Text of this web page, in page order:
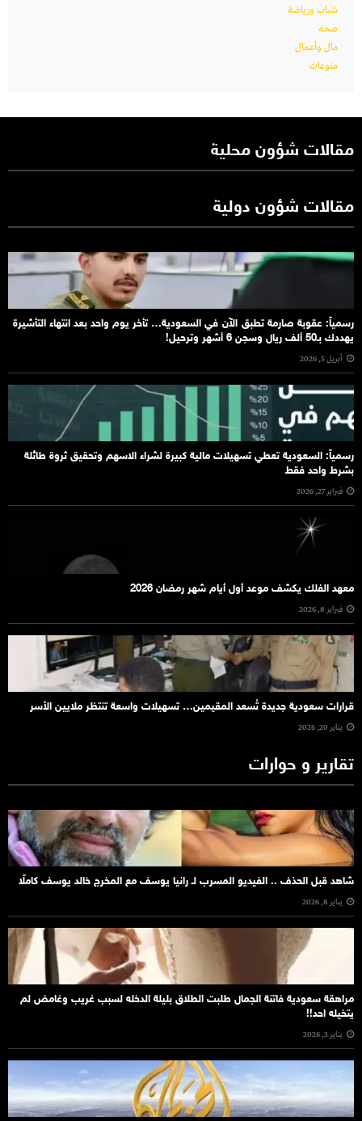
شباب ورياضة
صحه
مال وأعمال
منوعات
مقالات شؤون محلية
مقالات شؤون دولية
رسمياً: عقوبة صارمة تطبق الآن في السعودية… تأخر يوم واحد بعد انتهاء التأشيرة
يهددك بـ50 ألف ريال وسجن 6 أشهر وترحيل!
أبريل 5, 2026
رسمياً: السعودية تعطي تسهيلات مالية كبيرة لشراء الاسهم وتحقيق ثروة طائلة
بشرط واحد فقط
فبراير 27, 2026
معهد الفلك يكشف موعد أول أيام شهر رمضان 2026
فبراير 8, 2026
قرارات سعودية جديدة تُسعد المقيمين… تسهيلات واسعة تنتظر ملايين الأسر
يناير 20, 2026
تقارير و حوارات
شاهد قبل الحذف .. الفيديو المسرب لـ رانيا يوسف مع المخرج خالد يوسف كاملًا
يناير 8, 2026
مراهقة سعودية فاتنة الجمال طلبت الطلاق بليلة الدخله لسبب غريب وغامض لم
يتخيله احد!!
يناير 3, 2026